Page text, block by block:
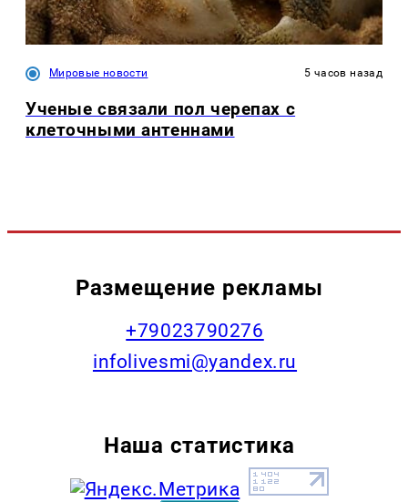
Мировые новости 5 часов назад
Ученые связали пол черепах с
клеточными антеннами
Размещение рекламы
+79023790276
infolivesmi@yandex.ru
Наша статистика